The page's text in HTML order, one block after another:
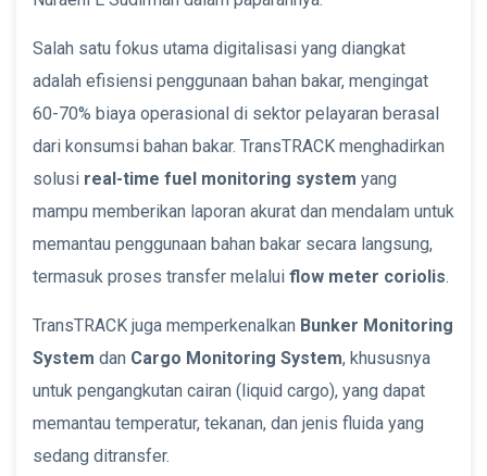
Salah satu fokus utama digitalisasi yang diangkat
adalah efisiensi penggunaan bahan bakar, mengingat
60-70% biaya operasional di sektor pelayaran berasal
dari konsumsi bahan bakar. TransTRACK menghadirkan
solusi real-time fuel monitoring system yang
mampu memberikan laporan akurat dan mendalam untuk
memantau penggunaan bahan bakar secara langsung,
termasuk proses transfer melalui flow meter coriolis.
TransTRACK juga memperkenalkan Bunker Monitoring
System dan Cargo Monitoring System, khususnya
untuk pengangkutan cairan (liquid cargo), yang dapat
memantau temperatur, tekanan, dan jenis fluida yang
sedang ditransfer.